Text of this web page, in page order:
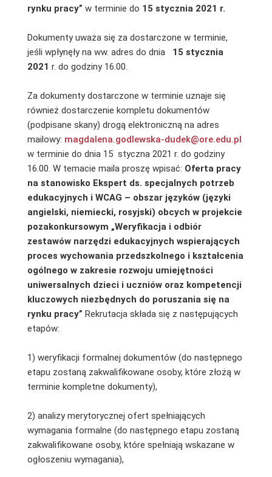
rynku pracy” w terminie do 15 stycznia 2021 r.
Dokumenty uważa się za dostarczone w terminie,
jeśli wpłynęły na ww. adres do dnia
15 stycznia
2021 r. do godziny 16.00.
Za dokumenty dostarczone w terminie uznaje się
również dostarczenie kompletu dokumentów
(podpisane skany) drogą elektroniczną na adres
mailowy: magdalena.godlewska-dudek@ore.edu.pl
w terminie do dnia 15 styczna 2021 r. do godziny
16.00. W temacie maila proszę wpisać: Oferta pracy
na stanowisko Ekspert ds. specjalnych potrzeb
edukacyjnych i WCAG – obszar języków (języki
angielski, niemiecki, rosyjski) obcych w projekcie
pozakonkursowym „Weryfikacja i odbiór
zestawów narzędzi edukacyjnych wspierających
proces wychowania przedszkolnego i kształcenia
ogólnego w zakresie rozwoju umiejętności
uniwersalnych dzieci i uczniów oraz kompetencji
kluczowych niezbędnych do poruszania się na
rynku pracy” Rekrutacja składa się z następujących
etapów:
1) weryfikacji formalnej dokumentów (do następnego
etapu zostaną zakwalifikowane osoby, które złożą w
terminie kompletne dokumenty),
2) analizy merytorycznej ofert spełniających
wymagania formalne (do następnego etapu zostaną
zakwalifikowane osoby, które spełniają wskazane w
ogłoszeniu wymagania),